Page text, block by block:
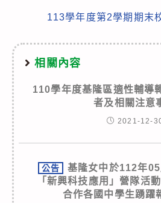
113學年度第2學期期末
相關內容
110學年度基隆區適性輔導
者及相關注意
2021-12-
公告
基隆女中於112年
「新興科技應用」營隊活
合作各國中學生踴躍